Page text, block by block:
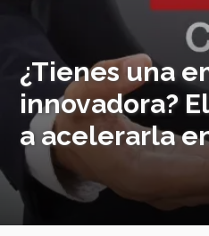
¿Tienes una
innovadora?
a acelerarla